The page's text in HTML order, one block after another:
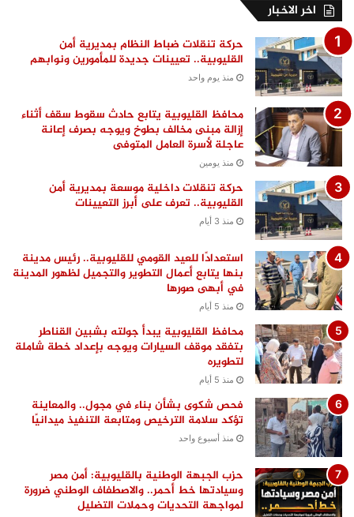
اخر الاخبار
حركة تنقلات ضباط النظام بمديرية أمن
القليوبية.. تعيينات جديدة للمأمورين ونوابهم
منذ يوم واحد
محافظ القليوبية يتابع حادث سقوط سقف أثناء
إزالة مبنى مخالف بطوخ ويوجه بصرف إعانة
عاجلة لأسرة العامل المتوفى
منذ يومين
حركة تنقلات داخلية موسعة بمديرية أمن
القليوبية.. تعرف على أبرز التعيينات
منذ 3 أيام
استعدادًا للعيد القومي للقليوبية.. رئيس مدينة
بنها يتابع أعمال التطوير والتجميل لظهور المدينة
في أبهى صورها
منذ 5 أيام
محافظ القليوبية يبدأ جولته بشبين القناطر
بتفقد موقف السيارات ويوجه بإعداد خطة شاملة
لتطويره
منذ 5 أيام
فحص شكوى بشأن بناء في مجول.. والمعاينة
تؤكد سلامة الترخيص ومتابعة التنفيذ ميدانيًا
منذ أسبوع واحد
حزب الجبهة الوطنية بالقليوبية: أمن مصر
وسيادتها خط أحمر.. والاصطفاف الوطني ضرورة
لمواجهة التحديات وحملات التضليل